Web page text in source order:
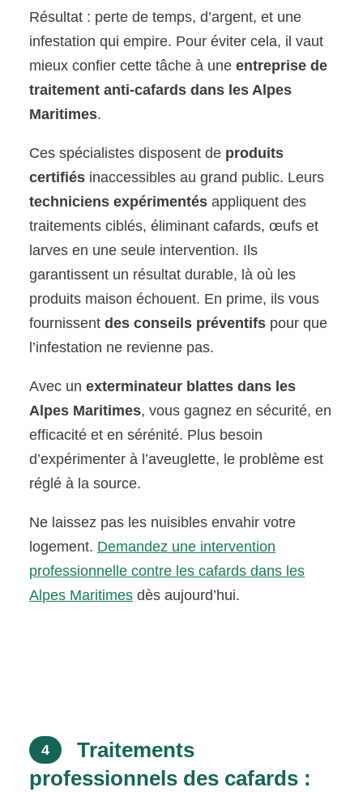
Résultat : perte de temps, d’argent, et une
infestation qui empire. Pour éviter cela, il vaut
mieux confier cette tâche à uneentreprise de
traitement anti-cafards dans les Alpes
Maritimes.
Ces spécialistes disposent de produits
certifiés inaccessibles au grand public. Leurs
techniciens expérimentés appliquent des
traitements ciblés, éliminant cafards, œufs et
larves en une seule intervention. Ils
garantissent un résultat durable, là où les
produits maison échouent. En prime, ils vous
fournissentdes conseils préventifs pour que
l’infestation ne revienne pas.
Avec unexterminateur blattes dans les
Alpes Maritimes, vous gagnez en sécurité, en
efficacité et en sérénité. Plus besoin
d’expérimenter à l’aveuglette, le problème est
réglé à la source.
Ne laissez pas les nuisibles envahir votre
logement. Demandez une intervention
professionnelle contre les cafards dans les
Alpes Maritimes dès aujourd’hui.
4
Traitements
professionnels des cafards :